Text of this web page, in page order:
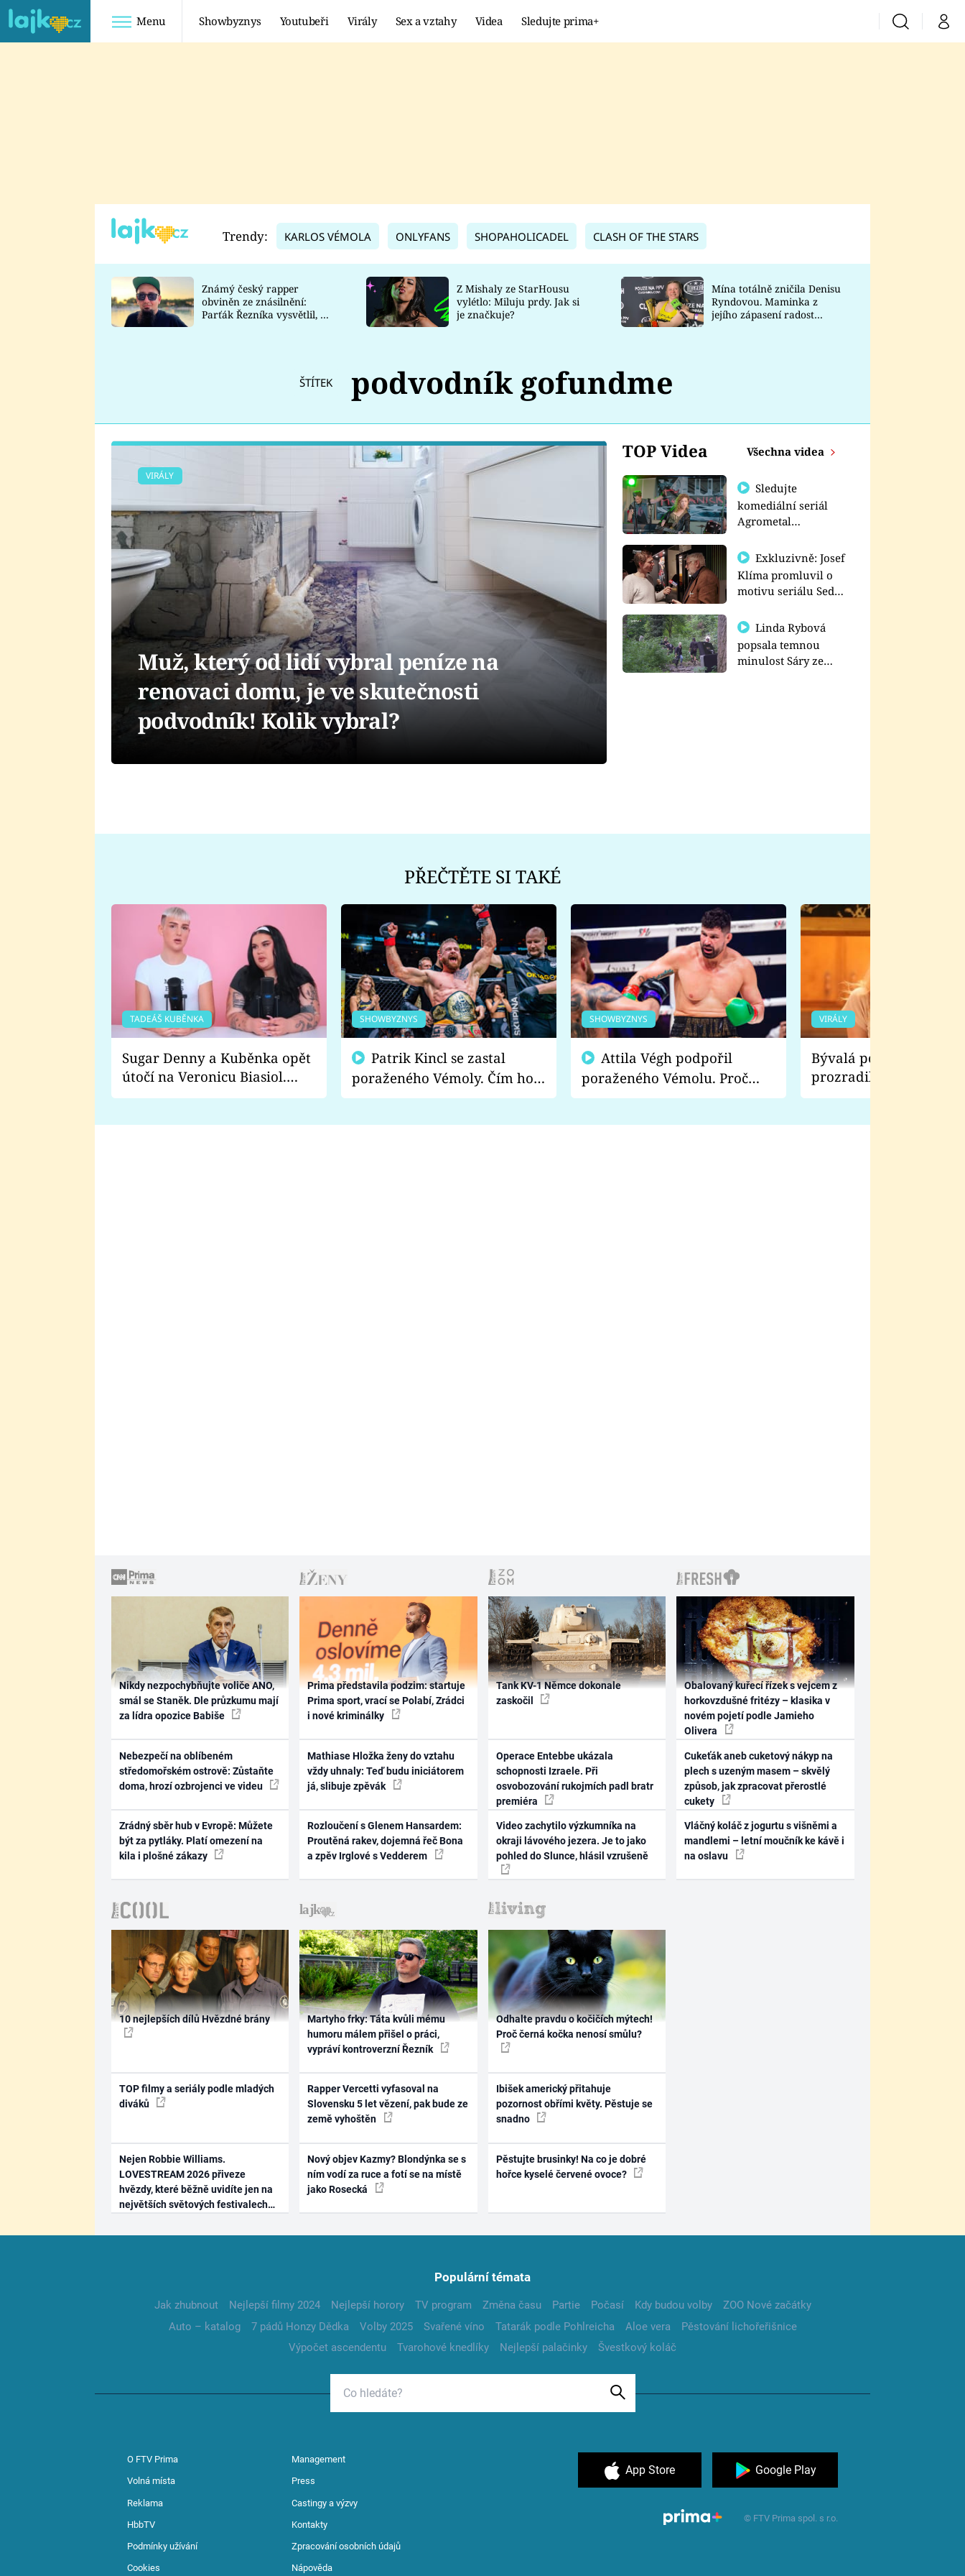
Menu Showbyznys Youtubeři Virály Sex a vztahy Videa Sledujte prima+ VyhledáváníMůj
TADEÁŠ KUBĚNKA
DATEL
Prima Lajk
Sledujte nás
Trendy: KARLOS VÉMOLA ONLYFANS SHOPAHOLICADEL CLASH OF THE STARS
Známý český rapper
obviněn ze znásilnění:
Parťák Řezníka vysvětlil, co
Z Mishaly ze StarHousu
vylétlo: Miluju prdy. Jak si
je značkuje?
Mína totálně zničila Denisu
Ryndovou. Maminka z
jejího zápasení radost
ŠTÍTEK podvodník gofundme
TOP Videa Všechna videa
Sledujte
komediální seriál
Agrometal
prima+
Exkluzivně: Josef
Klíma promluvil o
motivu seriálu Sedm
Linda Rybová
popsala temnou
minulost Sáry ze
VIRÁLY
Muž, který od lidí vybral peníze na
renovaci domu, je ve skutečnosti
podvodník! Kolik vybral?
PŘEČTĚTE SI TAKÉ
TADEÁŠ KUBĚNKA
Sugar Denny a Kuběnka opět
útočí na Veronicu Biasiol.
Proč je podle nich falešná a
SHOWBYZNYS
poraženého Vémoly. Čím ho
fanoušci naštvali?
SHOWBYZNYS
poraženého Vémolu. Proč
chce raději zápasit s ním než
VIRÁLY
Bývalá pornoherečka
prozradila, co ji
natáčení Euforie.
Nikdy nezpochybňujte voliče ANO,
smál se Staněk. Dle průzkumu mají
za lídra opozice Babiše
Nebezpečí na oblíbeném
středomořském ostrově: Zůstaňte
doma, hrozí ozbrojenci ve videu
Zrádný sběr hub v Evropě: Můžete
být za pytláky. Platí omezení na
kila i plošné zákazy
Prima představila podzim: startuje
Prima sport, vrací se Polabí, Zrádci
i nové kriminálky
Mathiase Hložka ženy do vztahu
vždy uhnaly: Teď budu iniciátorem
já, slibuje zpěvák
Rozloučení s Glenem Hansardem:
Proutěná rakev, dojemná řeč Bona
a zpěv Irglové s Vedderem
Tank KV-1 Němce dokonale
zaskočil
Operace Entebbe ukázala
schopnosti Izraele. Při
osvobozování rukojmích padl bratr
premiéra
Video zachytilo výzkumníka na
okraji lávového jezera. Je to jako
pohled do Slunce, hlásil vzrušeně
Obalovaný kuřecí řízek s vejcem z
horkovzdušné fritézy – klasika v
novém pojetí podle Jamieho
Olivera
Cukeťák aneb cuketový nákyp na
plech s uzeným masem – skvělý
způsob, jak zpracovat přerostlé
cukety
Vláčný koláč z jogurtu s višněmi a
mandlemi – letní moučník ke kávě i
na oslavu
10 nejlepších dílů Hvězdné brány
TOP filmy a seriály podle mladých
diváků
Nejen Robbie Williams.
LOVESTREAM 2026 přiveze
hvězdy, které běžně uvidíte jen na
největších světových festivalech
Martyho frky: Táta kvůli mému
humoru málem přišel o práci,
vypráví kontroverzní Řezník
Rapper Vercetti vyfasoval na
Slovensku 5 let vězení, pak bude ze
země vyhoštěn
Nový objev Kazmy? Blondýnka se s
ním vodí za ruce a fotí se na místě
jako Rosecká
Odhalte pravdu o kočičích mýtech!
Proč černá kočka nenosí smůlu?
Ibišek americký přitahuje
pozornost obřími květy. Pěstuje se
snadno
Pěstujte brusinky! Na co je dobré
hořce kyselé červené ovoce?
Populární témata
Jak zhubnout Nejlepší filmy 2024 Nejlepší horory TV program Změna času Partie Počasí Kdy budou volby
ZOO Nové začátky
Auto – katalog
7 pádů Honzy Dědka Volby 2025 Svařené víno Tatarák podle Pohlreicha Aloe vera
Pěstování lichořeřišnice
Výpočet ascendentu
Tvarohové knedlíky Nejlepší palačinky Švestkový koláč
O FTV Prima Management
Volná místa Press
Reklama Castingy a výzvy
HbbTV Kontakty
Podmínky užívání Zpracování osobních údajů
Cookies Nápověda
App Store Google Play
© FTV Prima spol. s r.o.